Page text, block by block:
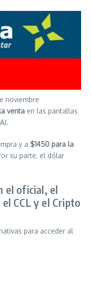
noviembre
venta en las pantallas
y a $1450 para la
su parte, el dólar
el oficial, el
CCL y el Cripto
para acceder al